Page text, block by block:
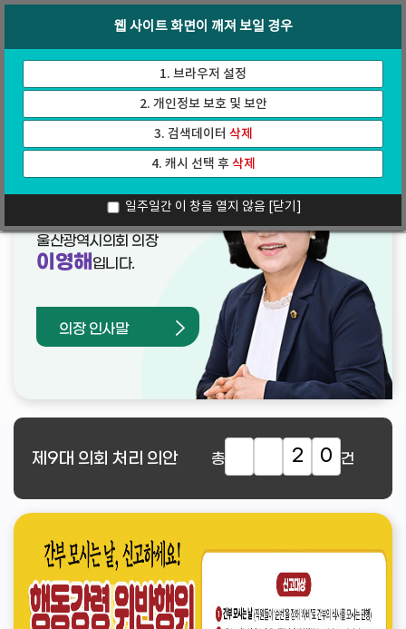
가
기
인터넷방송
웹 사이트 화면이 깨져 보일 경우
1. 브라우저 설정
2. 개인정보 보호 및 보안
3. 검색데이터 삭제
4. 캐시 선택 후삭제
일주일간 이 창을 열지 않음 [닫기]
열린의장실
울산광역시의회 의장
이영해 입니다.
의장 인사말
제9대 의회 처리 의안 총 2 0 건